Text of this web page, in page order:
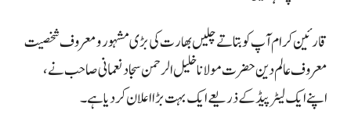
قارئین کرام آپ کو بتاتے چلیں بھارت کی بڑی مشہور و معروف شخصیت
معروف عالم دین حضرت مولانا خلیل الرحمن سجاد نعمانی صاحب نے،
اپنے ایک لیٹر پیڈ کے ذریعے ایک بہت بڑا اعلان کر دیا ہے۔